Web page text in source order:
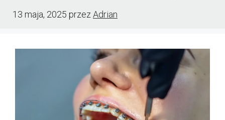
13 maja, 2025 przez Adrian